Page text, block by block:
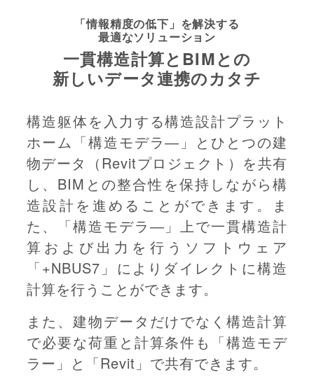
「情報精度の低下」を解決する
最適なソリューション
一貫構造計算とBIMとの
新しいデータ連携のカタチ
構造躯体を入力する構造設計プラット
ホーム「構造モデラ―」とひとつの建
物データ（Revitプロジェクト）を共有
し、BIMとの整合性を保持しながら構
造設計を進めることができます。ま
た、「構造モデラ―」上で一貫構造計
算および出力を行うソフトウェア
「+NBUS7」によりダイレクトに構造
計算を行うことができます。
また、建物データだけでなく構造計算
で必要な荷重と計算条件も「構造モデ
ラー」と「Revit」で共有できます。